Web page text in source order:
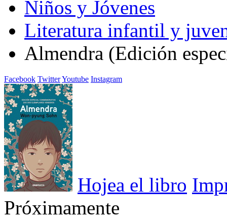
Niños y Jóvenes
Literatura infantil y
Almendra (Edición
Facebook TwitterYoutube Instagram
Hojea el libro
Próximamente